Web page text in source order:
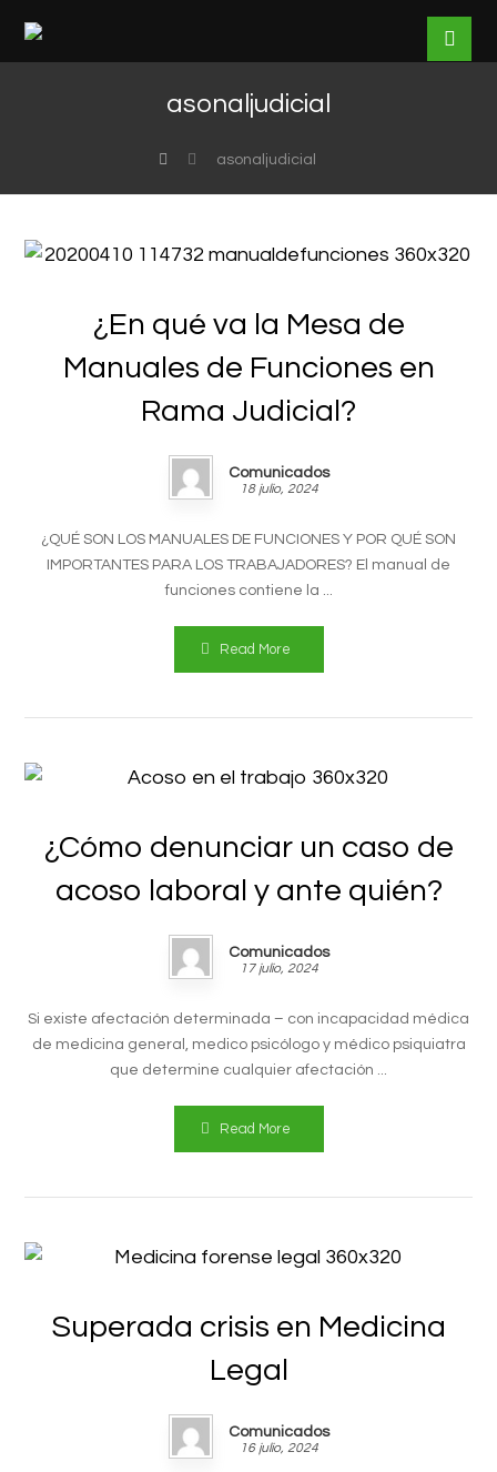
asonaljudicial
asonaljudicial
¿En qué va la Mesa de
Manuales de Funciones en
Rama Judicial?
Comunicados
18 julio, 2024
¿QUÉ SON LOS MANUALES DE FUNCIONES Y POR QUÉ SON
IMPORTANTES PARA LOS TRABAJADORES? El manual de
funciones contiene la ...
Read More
¿Cómo denunciar un caso de
acoso laboral y ante quién?
Comunicados
17 julio, 2024
Si existe afectación determinada – con incapacidad médica
de medicina general, medico psicólogo y médico psiquiatra
que determine cualquier afectación ...
Read More
Superada crisis en Medicina
Legal
Comunicados
16 julio, 2024